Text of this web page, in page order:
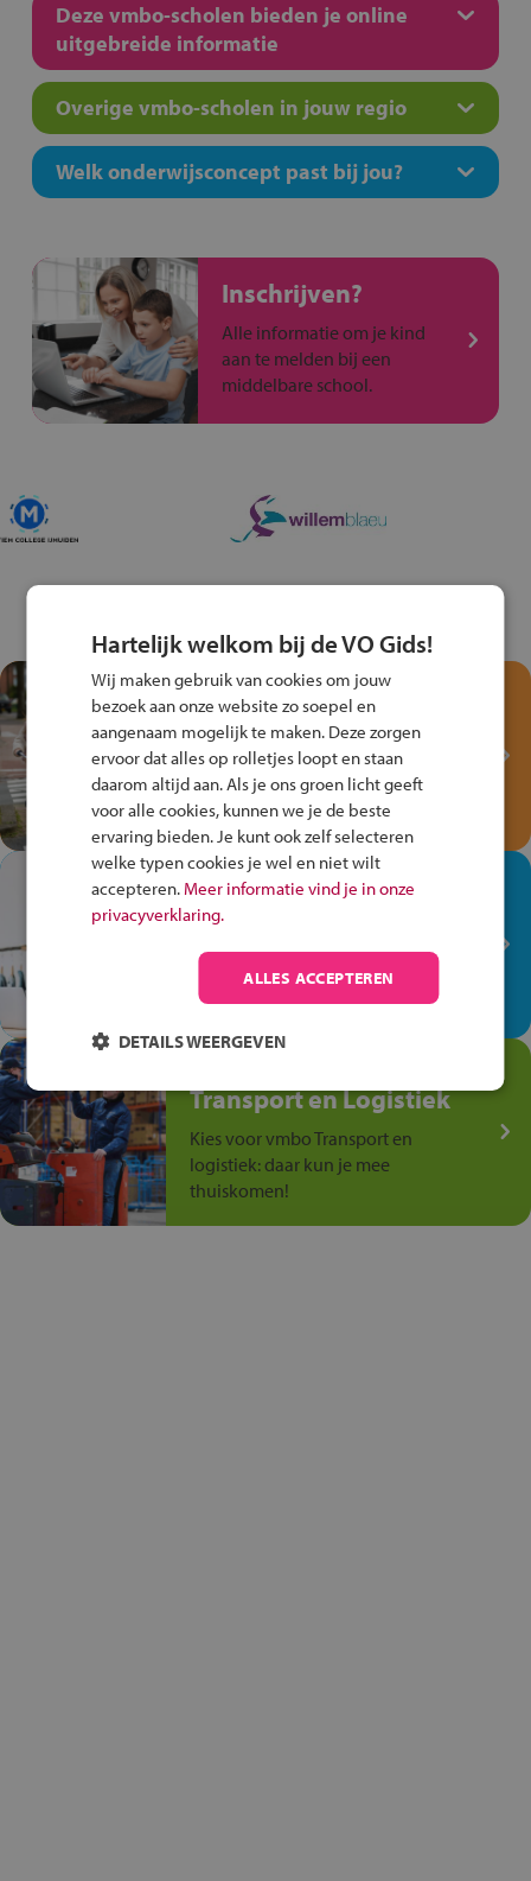
Deze vmbo-scholen bieden je online
uitgebreide informatie
Overige vmbo-scholen in jouw regio
Welk onderwijsconcept past bij jou?
Inschrijven?
Alle informatie om je kind
aan te melden bij een
middelbare school.
Test je kennis met het
Fiets Veilig
Verkeersspel!
Speel het Fiets Veilig Verkeersspel
en win een Cortina-fiets!
In de winkel ben je op je
plek!
Ontdek via het vmbo jouw talent
op de winkelvloer, waar elke dag
anders is!
Transport en Logistiek
Kies voor vmbo Transport en
logistiek: daar kun je mee
thuiskomen!
Hartelijk welkom bij de VO Gids!
Wij maken gebruik van cookies om jouw
bezoek aan onze website zo soepel en
aangenaam mogelijk te maken. Deze zorgen
ervoor dat alles op rolletjes loopt en staan
daarom altijd aan. Als je ons groen licht geeft
voor alle cookies, kunnen we je de beste
ervaring bieden. Je kunt ook zelf selecteren
welke typen cookies je wel en niet wilt
accepteren. Meer informatie vind je in onze
privacyverklaring.
ALLES ACCEPTEREN
DETAILS WEERGEVEN